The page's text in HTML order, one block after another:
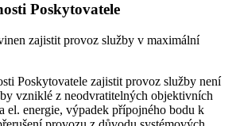
Poskytovatele
zajistit provoz služby v maximální
Poskytovatele zajistit provoz služby není
vzniklé z neodvratitelných objektivních
el. energie, výpadek přípojného bodu k